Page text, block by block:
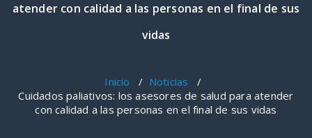
atender con calidad a las personas en el final de sus
vidas
Inicio / Noticias /
Cuidados paliativos: los asesores de salud para atender
con calidad a las personas en el final de sus vidas